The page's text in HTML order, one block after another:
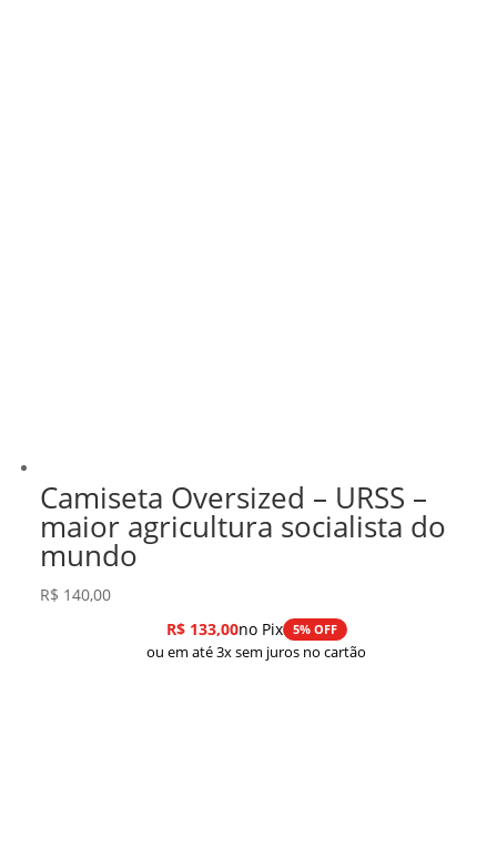
Camiseta Oversized – URSS –
maior agricultura socialista do
mundo
R$ 140,00
R$133,00no Pix 5% OFF
ou em até 3x sem juros no cartão